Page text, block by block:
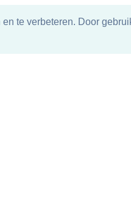
te verbeteren. Door